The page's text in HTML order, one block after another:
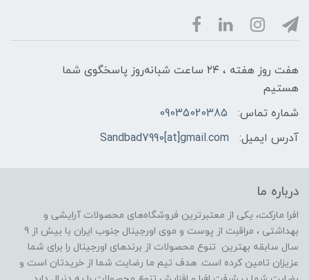
هفت روز هفته ، ۲۴ ساعت شبانه‌روز پاسخگوی شما
هستیم
شماره تماس:
09035020385
آدرس ایمیل:
Sandbad7990[at]gmail.com
درباره ما
افرا مارکت، یکی از معتبرترین فروشگاه‌های محصولات آرایشی و
بهداشتی ، مراقبت از پوست و موی اورجینال جنوب ایران با بیش از 9
سال سابقه بهترین تنوع محصولات از برندهای اورجینال را برای شما
عزیزان تامین کرده است. هدف تیم ما رضایت شما از خریدتان است و